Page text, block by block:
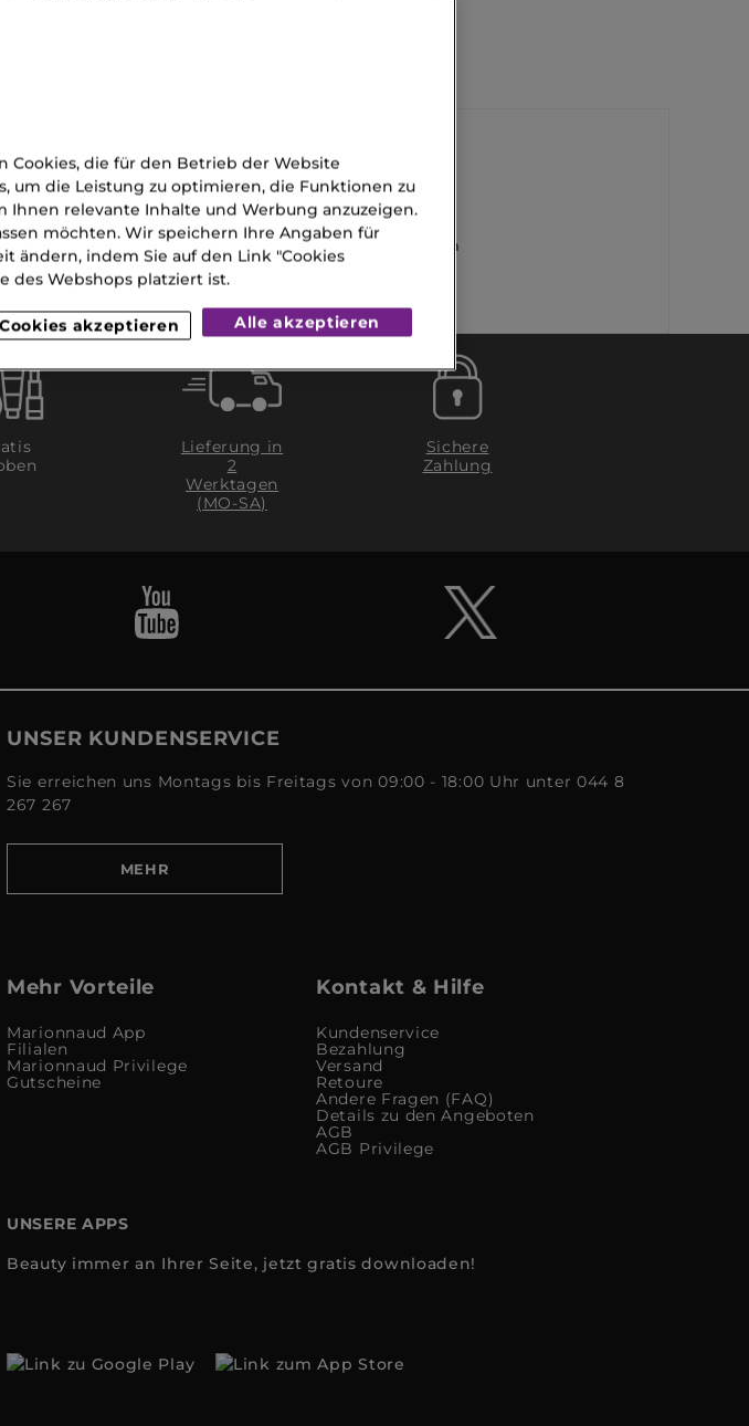
Parfum You Gucci Parfum
Lancaster Körper 30 Ml Foundation
Lieferung in
2
Werktagen
(MO-SA)
Sichere
Zahlung
UNSER KUNDENSERVICE
Sie erreichen uns Montags bis Freitags von 09:00 - 18:00 Uhr unter 044 8
267 267
MEHR
Mehr Vorteile
Marionnaud App
Filialen
Marionnaud Privilege
Gutscheine
Kontakt & Hilfe
Kundenservice
Bezahlung
Versand
Retoure
Andere Fragen (FAQ)
Details zu den Angeboten
AGB
AGB Privilege
UNSERE APPS
Beauty immer an Ihrer Seite, jetzt gratis downloaden!
Cookies, die für den Betrieb der Website
um die Leistung zu optimieren, die Funktionen zu
Ihnen relevante Inhalte und Werbung anzuzeigen.
möchten. Wir speichern Ihre Angaben für
ändern, indem Sie auf den Link "Cookies
des Webshops platziert ist.
akzeptieren Alle akzeptieren